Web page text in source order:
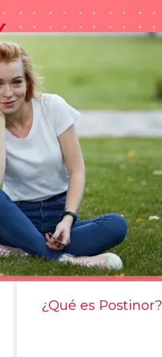
¿Qué es Postinor?